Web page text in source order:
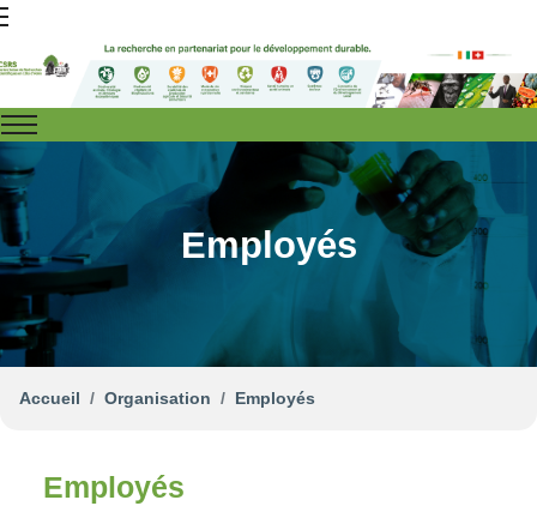
Employés
Accueil Organisation Employés
Employés